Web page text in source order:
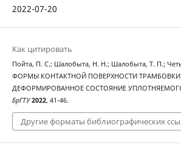
2022-07-20
Как цитировать
Пойта, П. С.; Шалобыта, Н. Н.; Шалобыта, Т. П.;
ФОРМЫ КОНТАКТНОЙ ПОВЕРХНОСТИ
ДЕФОРМИРОВАННОЕ СОСТОЯНИЕ
БрГТУ 2022, 41-46.
Другие форматы библиографических